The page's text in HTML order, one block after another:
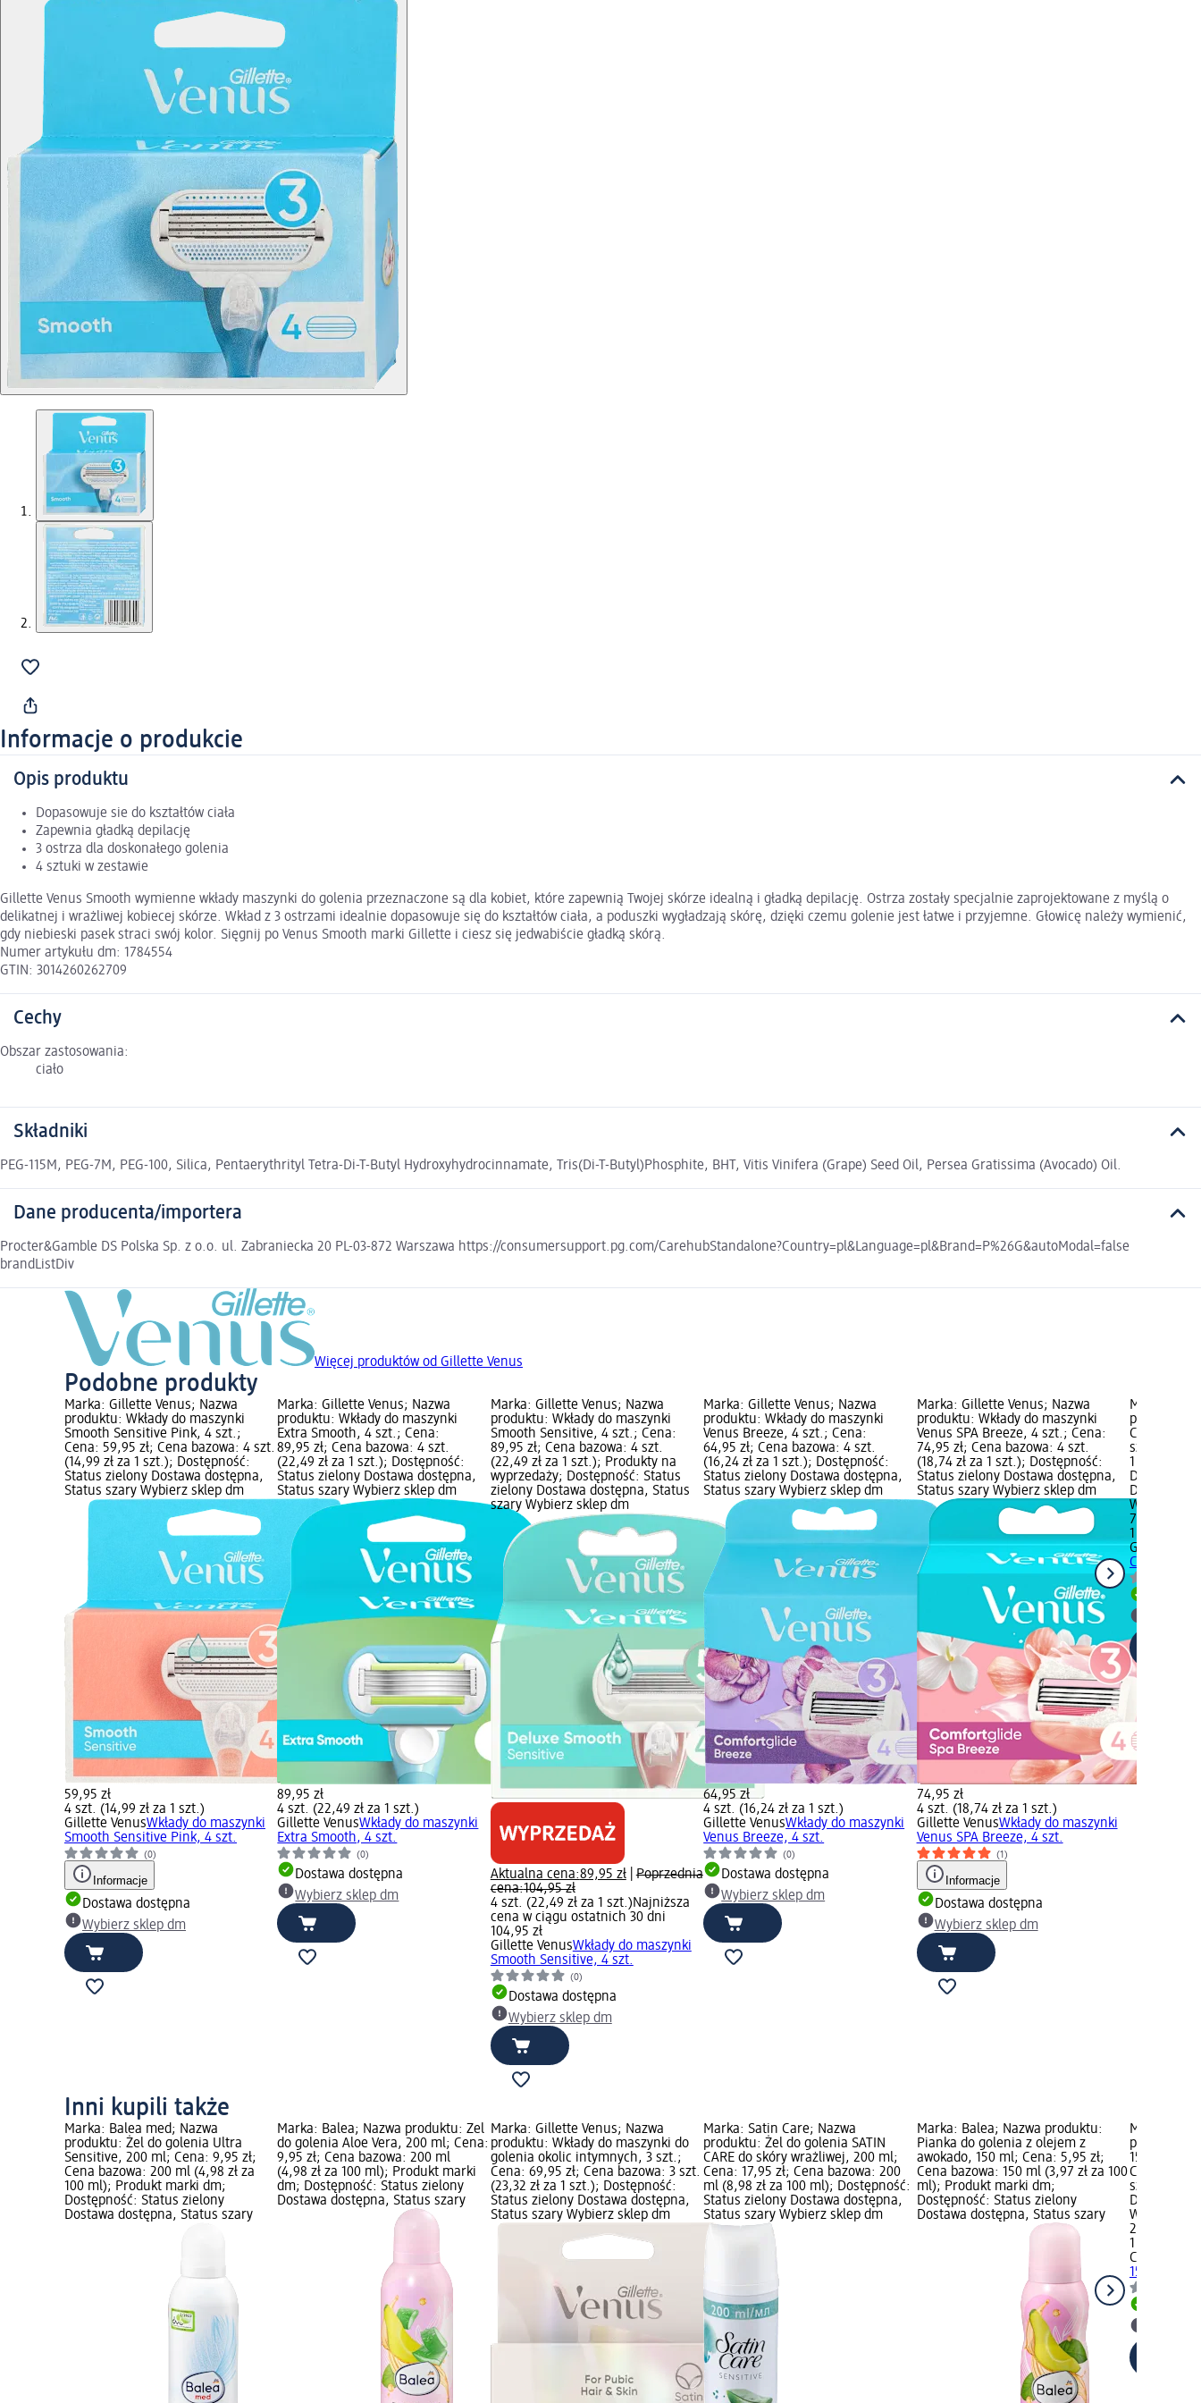
Informacje o produkcie
Opis produktu
Dopasowuje sie do kształtów ciała
Zapewnia gładką depilację
3 ostrza dla doskonałego golenia
4 sztuki w zestawie
Gillette Venus Smooth wymienne wkłady maszynki do golenia przeznaczone są dla kobiet, które zapewnią Twojej skórze idealną i gładką depilację. Ostrza zostały specjalnie zaprojektowane z myślą o
delikatnej i wrażliwej kobiecej skórze. Wkład z 3 ostrzami idealnie dopasowuje się do kształtów ciała, a poduszki wygładzają skórę, dzięki czemu golenie jest łatwe i przyjemne. Głowicę należy wymienić,
gdy niebieski pasek straci swój kolor. Sięgnij po Venus Smooth marki Gillette i ciesz się jedwabiście gładką skórą.
Numer artykułu dm: 1784554
GTIN: 3014260262709
Cechy
Obszar zastosowania:
ciało
Składniki
PEG-115M, PEG-7M, PEG-100, Silica, Pentaerythrityl Tetra-Di-T-Butyl Hydroxyhydrocinnamate, Tris(Di-T-Butyl)Phosphite, BHT, Vitis Vinifera (Grape) Seed Oil, Persea Gratissima (Avocado) Oil.
Dane producenta/importera
Procter&Gamble DS Polska Sp. z o.o. ul. Zabraniecka 20 PL-03-872 Warszawa https://consumersupport.pg.com/CarehubStandalone?Country=pl&Language=pl&Brand=P%26G&autoModal=false
brandListDiv
Więcej produktów od Gillette Venus
Podobne produkty
Marka: Gillette Venus; Nazwa
produktu: Wkłady do maszynki
Smooth Sensitive Pink, 4 szt.;
Cena: 59,95 zł; Cena bazowa: 4 szt.
(14,99 zł za 1 szt.); Dostępność:
Status zielony Dostawa dostępna,
Status szary Wybierz sklep dm
59,95 zł
4 szt. (14,99 zł za 1 szt.)
Gillette VenusWkłady do maszynki
Smooth Sensitive Pink, 4 szt.
(0)
Informacje
Dostawa dostępna
Wybierz sklep dm
Marka: Gillette Venus; Nazwa
produktu: Wkłady do maszynki
Extra Smooth, 4 szt.; Cena:
89,95 zł; Cena bazowa: 4 szt.
(22,49 zł za 1 szt.); Dostępność:
Status zielony Dostawa dostępna,
Status szary Wybierz sklep dm
89,95 zł
4 szt. (22,49 zł za 1 szt.)
Gillette VenusWkłady do maszynki
Extra Smooth, 4 szt.
(0)
Dostawa dostępna
Wybierz sklep dm
Marka: Gillette Venus; Nazwa
produktu: Wkłady do maszynki
Smooth Sensitive, 4 szt.; Cena:
89,95 zł; Cena bazowa: 4 szt.
(22,49 zł za 1 szt.); Produkty na
wyprzedaży; Dostępność: Status
zielony Dostawa dostępna, Status
szary Wybierz sklep dm
Aktualna cena:89,95 zł|Poprzednia
cena:104,95 zł
4 szt. (22,49 zł za 1 szt.)Najniższa
cena w ciągu ostatnich 30 dni
104,95 zł
Gillette VenusWkłady do maszynki
Smooth Sensitive, 4 szt.
(0)
Dostawa dostępna
Wybierz sklep dm
Marka: Gillette Venus; Nazwa
produktu: Wkłady do maszynki
Venus Breeze, 4 szt.; Cena:
64,95 zł; Cena bazowa: 4 szt.
(16,24 zł za 1 szt.); Dostępność:
Status zielony Dostawa dostępna,
Status szary Wybierz sklep dm
64,95 zł
4 szt. (16,24 zł za 1 szt.)
Gillette VenusWkłady do maszynki
Venus Breeze, 4 szt.
(0)
Dostawa dostępna
Wybierz sklep dm
Marka: Gillette Venus; Nazwa
produktu: Wkłady do maszynki
Venus SPA Breeze, 4 szt.; Cena:
74,95 zł; Cena bazowa: 4 szt.
(18,74 zł za 1 szt.); Dostępność:
Status zielony Dostawa dostępna,
Status szary Wybierz sklep dm
74,95 zł
4 szt. (18,74 zł za 1 szt.)
Gillette VenusWkłady do maszynki
Venus SPA Breeze, 4 szt.
(1)
Informacje
Dostawa dostępna
Wybierz sklep dm
Marka:
produktu:
Comfort
szt.; Cena:
1 szt.
Dostawa
Wybierz
79,95 zł
1 szt.
Gillette
Comfort
Inni kupili także
Marka: Balea med; Nazwa
produktu: Żel do golenia Ultra
Sensitive, 200 ml; Cena: 9,95 zł;
Cena bazowa: 200 ml (4,98 zł za
100 ml); Produkt marki dm;
Dostępność: Status zielony
Dostawa dostępna, Status szary
Marka: Balea; Nazwa produktu: Żel
do golenia Aloe Vera, 200 ml; Cena:
9,95 zł; Cena bazowa: 200 ml
(4,98 zł za 100 ml); Produkt marki
dm; Dostępność: Status zielony
Dostawa dostępna, Status szary
Marka: Gillette Venus; Nazwa
produktu: Wkłady do maszynki do
golenia okolic intymnych, 3 szt.;
Cena: 69,95 zł; Cena bazowa: 3 szt.
(23,32 zł za 1 szt.); Dostępność:
Status zielony Dostawa dostępna,
Status szary Wybierz sklep dm
Marka: Satin Care; Nazwa
produktu: Żel do golenia SATIN
CARE do skóry wrażliwej, 200 ml;
Cena: 17,95 zł; Cena bazowa: 200
ml (8,98 zł za 100 ml); Dostępność:
Status zielony Dostawa dostępna,
Status szary Wybierz sklep dm
Marka: Balea; Nazwa produktu:
Pianka do golenia z olejem z
awokado, 150 ml; Cena: 5,95 zł;
Cena bazowa: 150 ml (3,97 zł za 100
ml); Produkt marki dm;
Dostępność: Status zielony
Dostawa dostępna, Status szary
Marka:
produktu:
1560
Cena
szt.);
Dostawa
Wybierz
23,95 zł
1 szt.
CURAPROX
1560